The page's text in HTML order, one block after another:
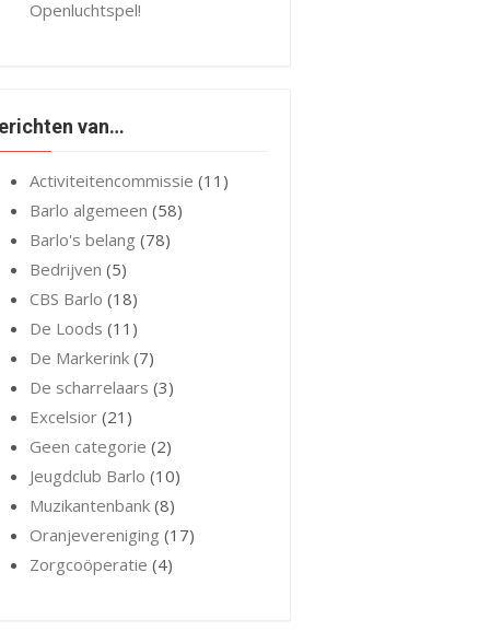
Openluchtspel!
van…
Activiteitencommissie (11)
Barlo algemeen (58)
Barlo's belang (78)
Bedrijven (5)
CBS Barlo (18)
De Loods (11)
De Markerink (7)
De scharrelaars (3)
Excelsior (21)
Geen categorie (2)
Jeugdclub Barlo (10)
Muzikantenbank (8)
Oranjevereniging (17)
Zorgcoöperatie (4)